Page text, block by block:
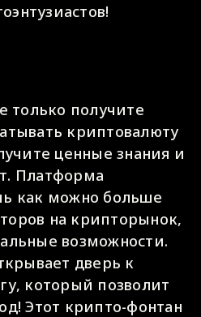
только получите
криптовалюту
ценные знания и
Платформа
как можно больше
на крипторынок,
возможности.
дверь к
который позволит
Этот крипто-фонтан